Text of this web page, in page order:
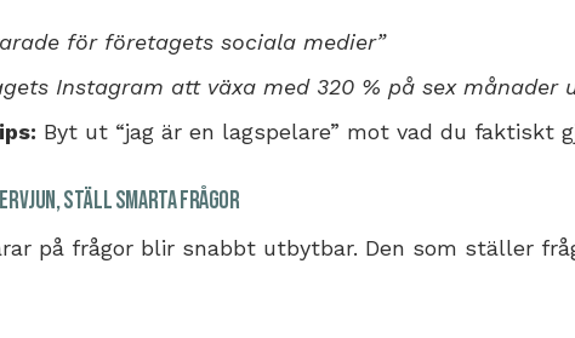
för företagets sociala medier”
Instagram att växa med 320 % på sex månader
Byt ut “jag är en lagspelare” mot vad du faktiskt
ställ smarta frågor
på frågor blir snabbt utbytbar. Den som ställer